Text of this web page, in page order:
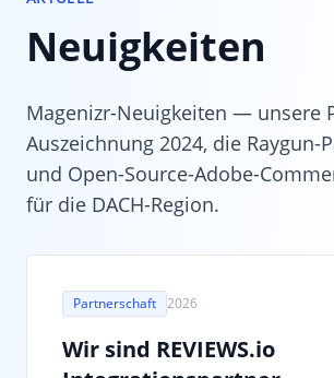
Neuigkeiten
Magenizr-Neuigkeiten — unsere
Auszeichnung 2024, die Raygun-
und Open-Source-Adobe-
für die DACH-Region.
Partnerschaft 2026
Wir sind REVIEWS.io